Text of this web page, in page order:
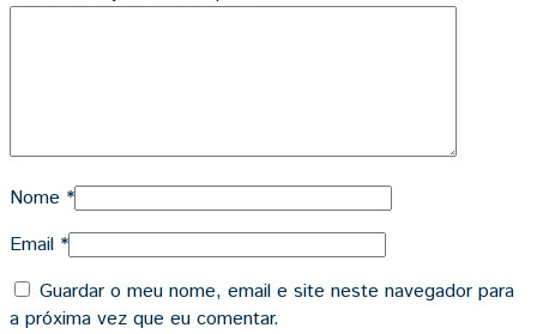
Nome *
Email *
Guardar o meu nome, email e site neste navegador para
a próxima vez que eu comentar.